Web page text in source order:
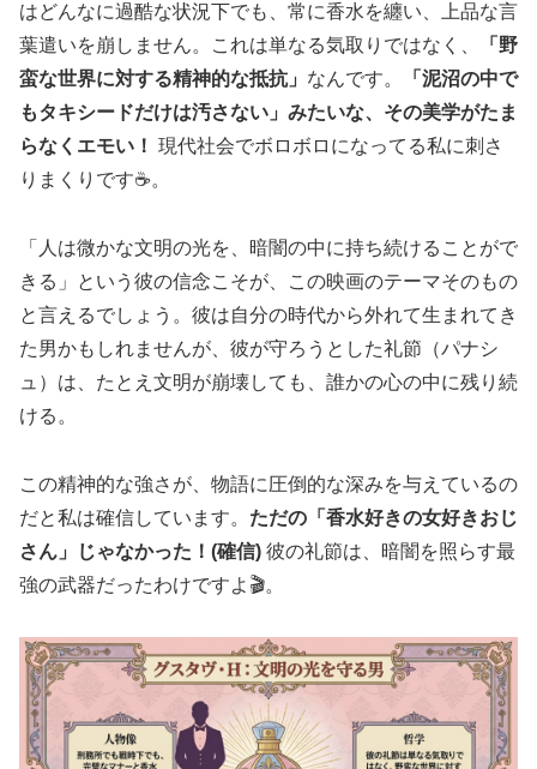
はどんなに過酷な状況下でも、常に香水を纏い、上品な言
葉遣いを崩しません。これは単なる気取りではなく、
「野
蛮な世界に対する精神的な抵抗」 なんです。
「泥沼の中で
もタキシードだけは汚さない」みたいな、その美学がたま
らなくエモい！ 現代社会でボロボロになってる私に刺さ
りまくりです☕。
「人は微かな文明の光を、暗闇の中に持ち続けることがで
きる」
という彼の信念こそが、この映画のテーマそのもの
と言えるでしょう。彼は自分の時代から外れて生まれてき
た男かもしれませんが、彼が守ろうとした礼節（パナシ
ュ）は、たとえ文明が崩壊しても、誰かの心の中に残り続
ける。
この精神的な強さが、物語に圧倒的な深みを与えているの
だと私は確信しています。 ただの「香水好きの女好きおじ
さん」じゃなかった！(確信) 彼の礼節は、暗闇を照らす最
強の武器だったわけですよ🎬。